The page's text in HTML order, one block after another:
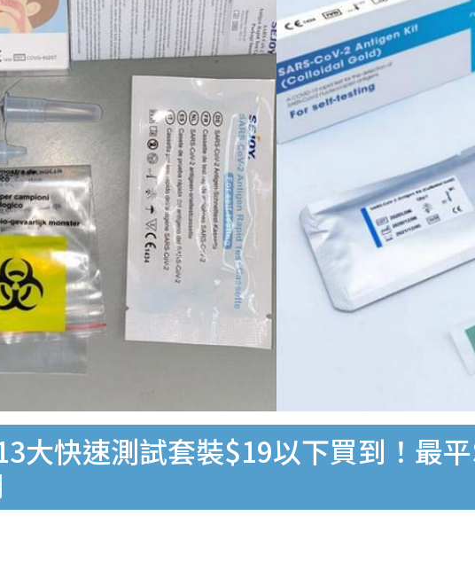
大快速測試套裝$19以下買到！最